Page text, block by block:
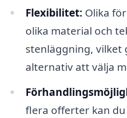
Flexibilitet: Olika
olika material och
stenläggning, vilket
alternativ att välja
flera offerter kan